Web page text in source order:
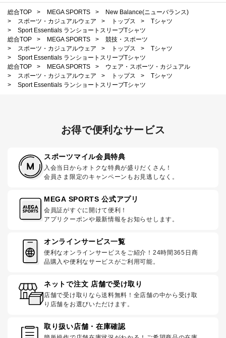
総合TOP > MEGA SPORTS >
New Balance(ニューバランス)
>
スポーツ・カジュアルウェア > トップス >
Tシャツ
>
Sport Essentials ランショートスリーブTシャツ
総合TOP
> MEGA SPORTS >
競技・スポーツ
>
スポーツ・カジュアルウェア > トップス >
Tシャツ
>
Sport Essentials ランショートスリーブTシャツ
総合TOP
> MEGA SPORTS >
ウェア・スポーツ・カジュアル
>
スポーツ・カジュアルウェア > トップス >
Tシャツ
>
Sport Essentials ランショートスリーブTシャツ
お得で便利なサービス
スポーツマイル会員特典
入会当日からオトクな特典が盛りだくさん！
会員さま限定のキャンペーンもお見逃しなく。
MEGA SPORTS 公式アプリ
会員証がすぐに開けて便利！
アプリクーポンや最新情報をお知らせします。
オンラインサービス一覧
便利なオンラインサービスをご紹介！24時間365日商
品購入や便利なサービスがご利用可能。
ネットで注文 店舗で受け取り
店舗で受け取りなら送料無料！全店舗の中から受け取
り店舗をお選びいただけます。
取り扱い店舗・在庫確認